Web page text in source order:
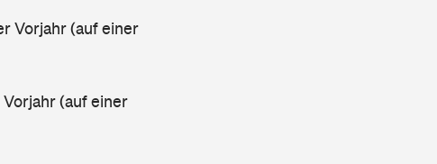
Vorjahr (auf einer
(auf einer